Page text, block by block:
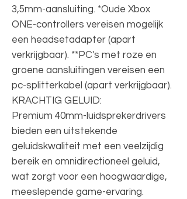
3,5mm-aansluiting. *Oude Xbox
ONE-controllers vereisen mogelijk
een headsetadapter (apart
verkrijgbaar). **PC's met roze en
groene aansluitingen vereisen een
pc-splitterkabel (apart verkrijgbaar).
KRACHTIG GELUID:
Premium 40mm-luidsprekerdrivers
bieden een uitstekende
geluidskwaliteit met een veelzijdig
bereik en omnidirectioneel geluid,
wat zorgt voor een hoogwaardige,
meeslepende game-ervaring.